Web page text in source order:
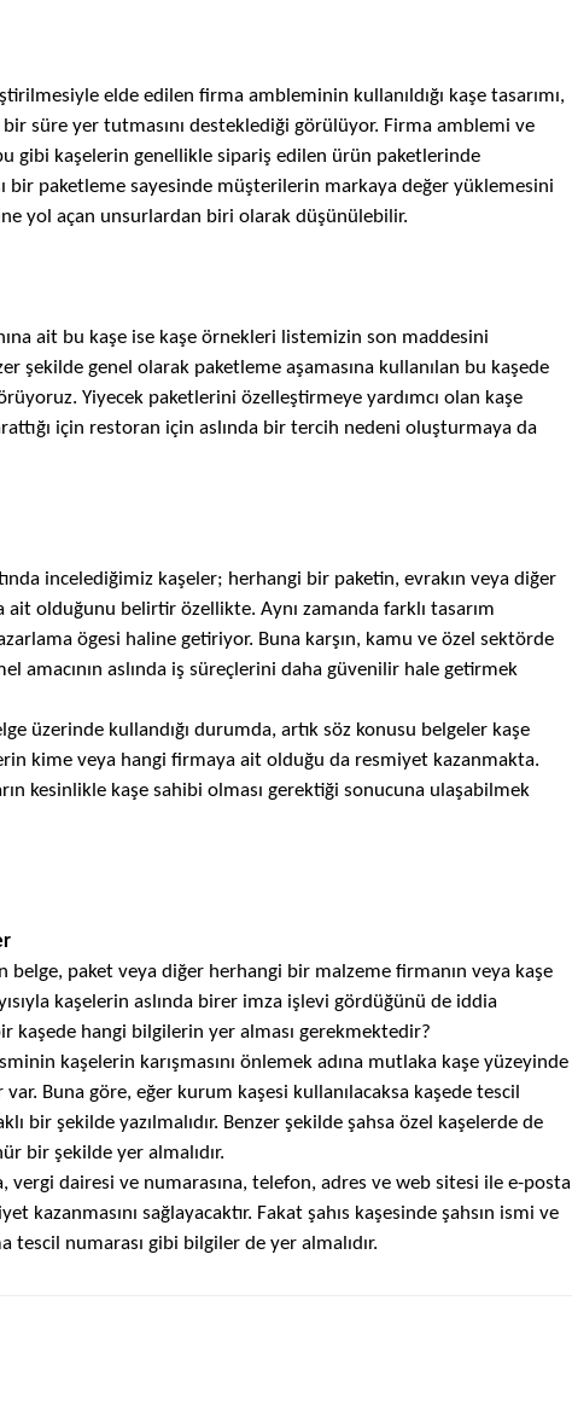
elde edilen firma ambleminin kullanıldığı kaşe tasarımı,
bir süre yer tutmasını desteklediği görülüyor. Firma amblemi ve
gibi kaşelerin genellikle sipariş edilen ürün paketlerinde
bir paketleme sayesinde müşterilerin markaya değer yüklemesini
yol açan unsurlardan biri olarak düşünülebilir.
ait bu kaşe ise kaşeörnekleri listemizin son maddesini
şekilde genel olarak paketleme aşamasına kullanılan bu kaşede
Yiyecek paketlerini özelleştirmeye yardımcı olan kaşe
için restoran için aslında bir tercih nedeni oluşturmaya da
incelediğimiz kaşeler; herhangi bir paketin, evrakın veya diğer
olduğunu belirtir özellikte. Aynı zamanda farklı tasarım
ögesi haline getiriyor. Buna karşın, kamu ve özel sektörde
amacının aslında iş süreçlerini daha güvenilir hale getirmek
üzerinde kullandığı durumda, artık söz konusu belgeler kaşe
kime veya hangi firmaya ait olduğu da resmiyet kazanmakta.
kesinlikle kaşe sahibi olması gerektiği sonucuna ulaşabilmek
belge, paket veya diğer herhangi bir malzeme firmanın veya kaşe
kaşelerin aslında birer imza işlevi gördüğünü de iddia
kaşede hangi bilgilerin yer alması gerekmektedir?
kaşelerin karışmasını önlemek adına mutlaka kaşe yüzeyinde
Buna göre, eğer kurum kaşesi kullanılacaksa kaşedetescil
bir şekilde yazılmalıdır. Benzer şekilde şahsa özel kaşelerde de
bir şekilde yer almalıdır.
vergi dairesi ve numarasına, telefon, adres ve web sitesi ile e-posta
kazanmasını sağlayacaktır. Fakat şahıs kaşesinde şahsın ismi ve
tescil numarası gibi bilgiler de yer almalıdır.